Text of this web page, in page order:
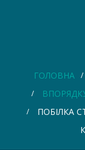
ГОЛОВНА
ПОБІЛКА